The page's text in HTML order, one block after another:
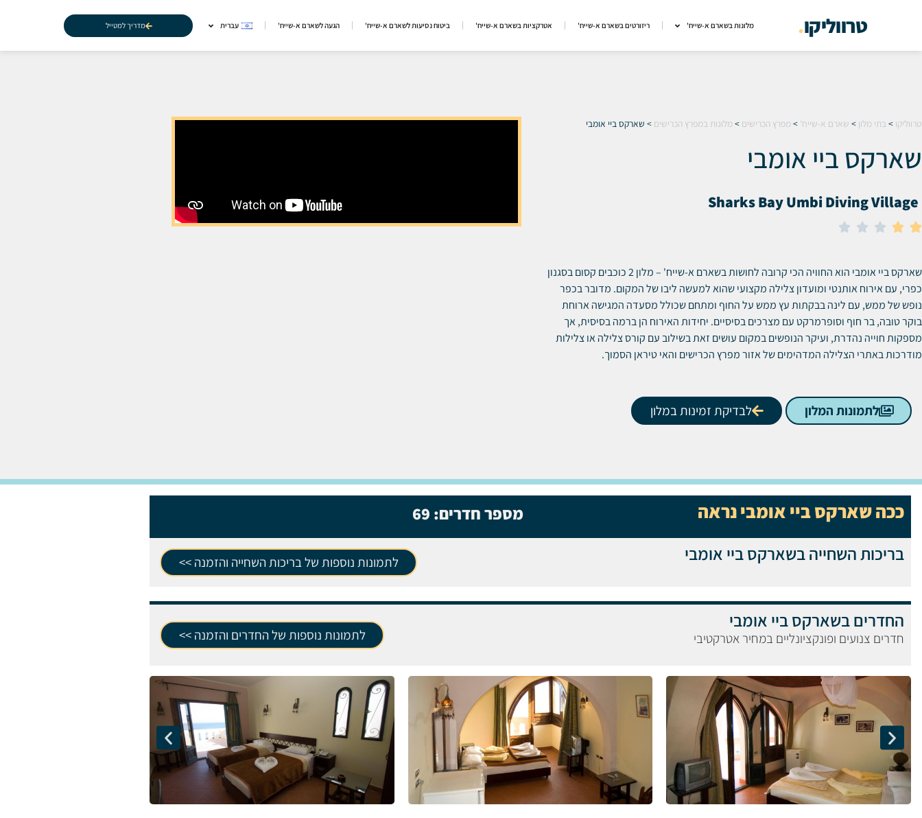
טרווליקו. מלונות בשארם א-שייח' ריזורטים בשארם א-שייח' אטרקציות בשארם א-שייח' ביטוח נסיעות לשארם א-שייח' הגעה לשארם א-שייח' עברית מדריך למטייל
טרווליקו > בתי מלון > שארם א-שייח' > מפרץ הכרישים > מלונות במפרץ הכרישים > שארקס ביי אומבי
שארקס ביי אומבי
Sharks Bay Umbi Diving Village





שארקס ביי אומבי הוא החוויה הכי קרובה לחושות בשארם א-שייח' – מלון 2 כוכבים קסום בסגנון
כפרי, עם אירוח אותנטי ומועדון צלילה מקצועי שהוא למעשה ליבו של המקום. מדובר בכפר
נופש של ממש, עם לינה בבקתות עץ ממש על החוף ומתחם שכולל מסעדה המגישה ארוחת
בוקר טובה, בר חוף וסופרמרקט עם מצרכים בסיסיים. יחידות האירוח הן ברמה בסיסית, אך
מספקות חוייה נהדרת, ועיקר הנופשים במקום עושים זאת בשילוב עם קורס צלילה או צלילות
מודרכות באתרי הצלילה המדהימים של אזור מפרץ הכרישים והאי טיראן הסמוך.
לתמונות המלון לבדיקת זמינות במלון
ככה שארקס ביי אומבי נראה מספר חדרים: 69
בריכות השחייה בשארקס ביי אומבי לתמונות נוספות של בריכות השחייה והזמנה >>
החדרים בשארקס ביי אומבי
חדרים צנועים ופונקציונליים במחיר אטרקטיבי לתמונות נוספות של החדרים והזמנה >>